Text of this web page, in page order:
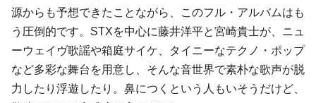
源からも予想できたことながら、このフル・アルバムはも
う圧倒的です。 STXを中心に藤井洋平と宮崎貴士が、 ニュ
ーウェイヴ歌謡や箱庭サイケ、タイニーなテクノ・ポップ
など多彩な舞台を用意し、そんな音世界で素朴な歌声が脱
力したり浮遊したり。鼻につくという人もいそうだけど、